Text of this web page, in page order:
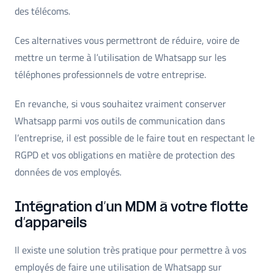
des télécoms.
Ces alternatives vous permettront de réduire, voire de
mettre un terme à l’utilisation de Whatsapp sur les
téléphones professionnels de votre entreprise.
En revanche, si vous souhaitez vraiment conserver
Whatsapp parmi vos outils de communication dans
l’entreprise, il est possible de le faire tout en respectant le
RGPD et vos obligations en matière de protection des
données de vos employés.
Intégration d’un MDM à votre flotte
d’appareils
Il existe une solution très pratique pour permettre à vos
employés de faire une utilisation de Whatsapp sur